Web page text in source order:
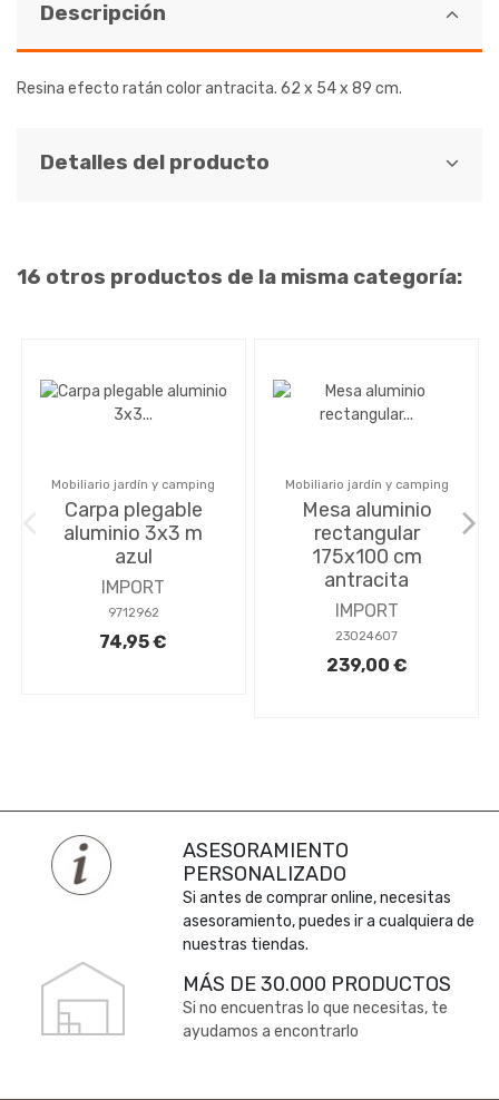
Descripción
Resina efecto ratán color antracita. 62 x 54 x 89 cm.
Detalles del producto
16 otros productos de la misma categoría:
Mobiliario jardín y camping
Carpa plegable
aluminio 3x3 m
azul
IMPORT
9712962
74,95 €
Mobiliario jardín y camping
Mesa aluminio
rectangular
175x100 cm
antracita
IMPORT
23024607
239,00 €
ASESORAMIENTO
PERSONALIZADO
Si antes de comprar online, necesitas
asesoramiento, puedes ir a cualquiera de
nuestras tiendas.
MÁS DE 30.000 PRODUCTOS
Si no encuentras lo que necesitas, te
ayudamos a encontrarlo